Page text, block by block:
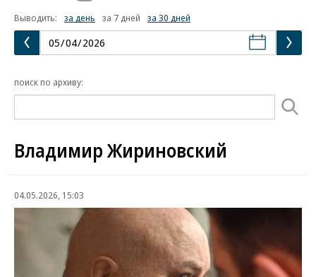
Выводить:
за день за 7 дней за 30 дней
поиск по архиву:
Владимир Жириновский
04.05.2026, 15:03